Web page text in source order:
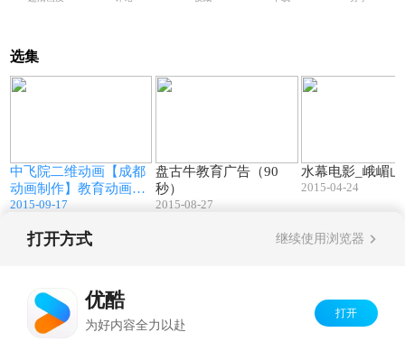
选集
中飞院二维动画【成都
动画制作】教育动画
【三谛魅影荣誉出品】
2015-09-17
盘古牛教育广告（90
秒）
2015-08-27
水幕电影_峨嵋
2015-04-24
打开方式 继续使用浏览器
优酷
为好内容全力以赴
打开